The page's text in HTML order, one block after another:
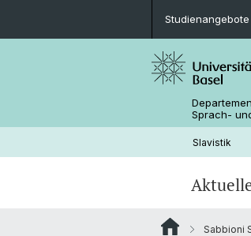
Studienangebote
Sprach-
Slavistik
Sabbioni